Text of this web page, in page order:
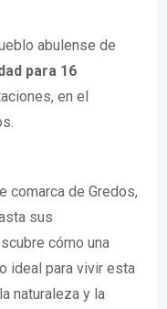
abulense de
para 16
en el
comarca de Gredos,
sus
cómo una
ideal para vivir esta
naturaleza y la